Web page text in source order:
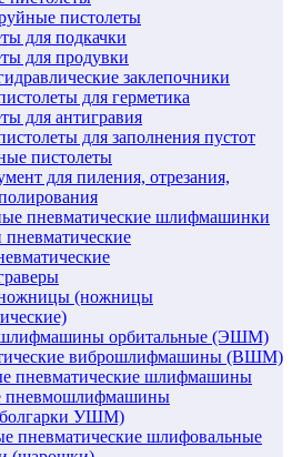
пистолеты
для подкачки
для продувки
заклепочники
для герметика
для антигравия
для заполнения пустот
пистолеты
для пиления, отрезания,
пневматические шлифмашинки
пневматические
(ножницы
орбитальные (ЭШМ)
виброшлифмашины (ВШМ)
пневматические шлифмашины
пневмошлифмашины
УШМ)
пневматические шлифовальные